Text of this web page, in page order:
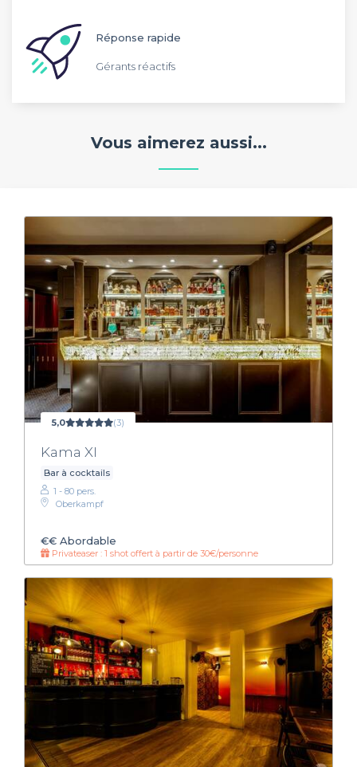
Réponse rapide
Gérants réactifs
Vous aimerez aussi...
5,0 (3)
Kama XI
Bar à cocktails
1 - 80 pers.
Oberkampf
€€ Abordable
Privateaser : 1 shot offert à partir de 30€/personne